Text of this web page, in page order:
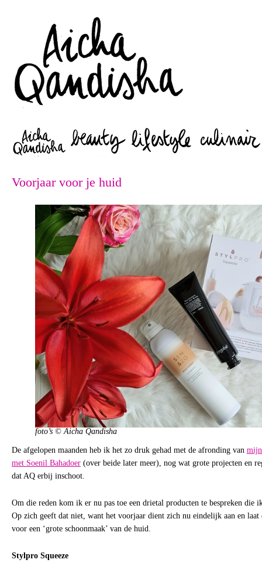
Voorjaar voor je huid
foto’s © Aicha Qandisha
De afgelopen maanden heb ik het zo druk gehad met de afronding van
met Soenil Bahadoer (over beide later meer), nog wat grote projecten en
dat AQ erbij inschoot.
Om die reden kom ik er nu pas toe een drietal producten te bespreken die
Op zich geeft dat niet, want het voorjaar dient zich nu eindelijk aan en
voor een ‘grote schoonmaak’ van de huid.
Stylpro Squeeze